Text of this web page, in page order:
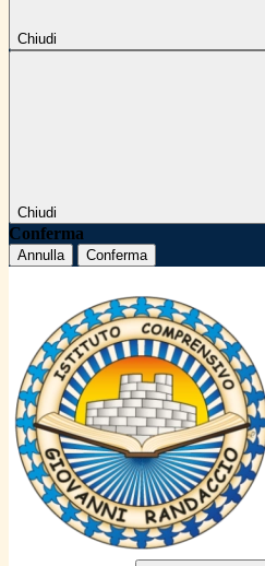
Chiudi
Chiudi
Conferma
Annulla Conferma